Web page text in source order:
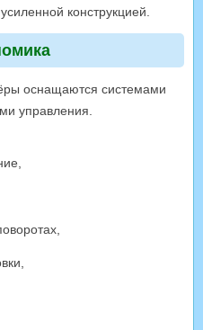
конструкцией.
оснащаются системами
управления.